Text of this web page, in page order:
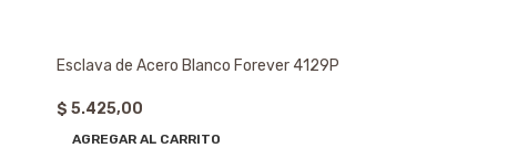
Esclava de Acero Blanco Forever 4129P
$ 5.425,00
AGREGAR AL CARRITO